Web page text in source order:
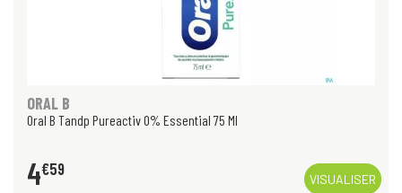
ORAL B
Oral B Tandp Pureactiv 0% Essential 75 Ml
4€59
VISUALISER